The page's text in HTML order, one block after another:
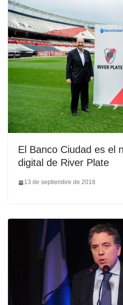
El Banco Ciudad es el
digital de River Plate
13 de septiembre de 2018